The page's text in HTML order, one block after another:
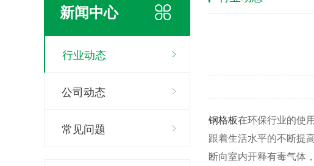
新闻中心
行业动态
公司动态
常见问题
钢格板在环保行业的使
跟着生活水平的不断提
断向室内开释有毒气体